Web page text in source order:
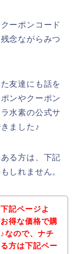
ーポンコード
念ながらみつ
友達にも話を
ンやクーポン
水素の公式サ
ました♪
る方は、下記
しれません。
記ページよ
得な価格で購
なので、ナチ
方は下記ペー